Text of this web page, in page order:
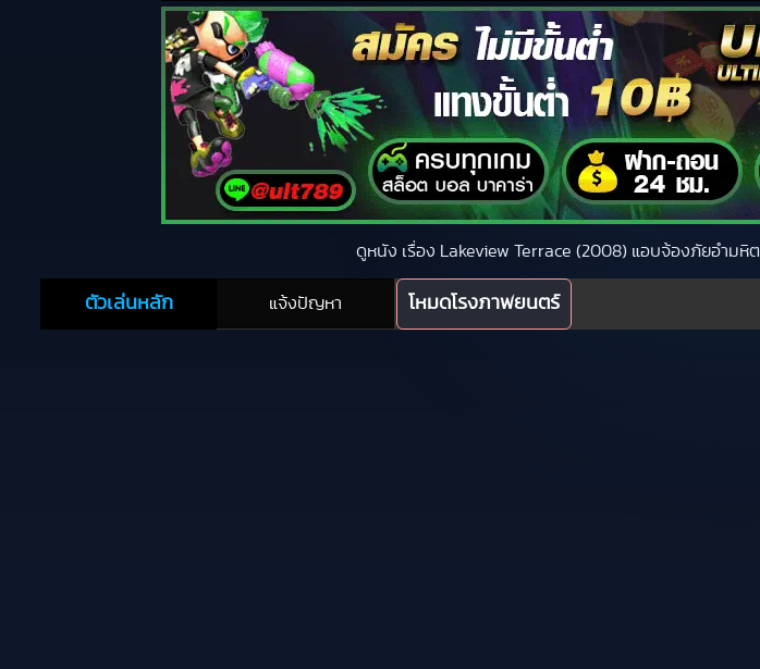
ดูหนัง เรื่อง Lakeview Terrace (2008) แอบจ้องภัยอำมหิต
ตัวเล่นหลัก แจ้งปัญหา โหมดโรงภาพยนตร์